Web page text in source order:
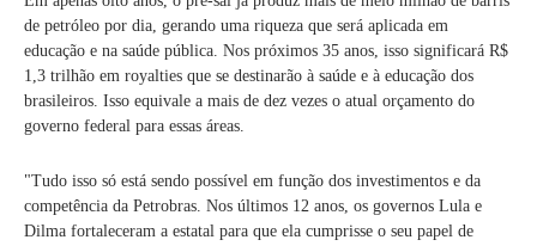
de petróleo por dia, gerando uma riqueza que será aplicada em
educação e na saúde pública. Nos próximos 35 anos, isso significará R$
1,3 trilhão em royalties que se destinarão à saúde e à educação dos
brasileiros. Isso equivale a mais de dez vezes o atual orçamento do
governo federal para essas áreas.
"Tudo isso só está sendo possível em função dos investimentos e da
competência da Petrobras. Nos últimos 12 anos, os governos Lula e
Dilma fortaleceram a estatal para que ela cumprisse o seu papel de